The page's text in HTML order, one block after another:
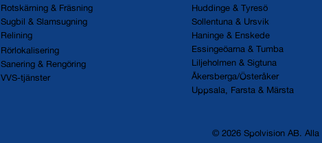
Rotskärning & Fräsning
Sugbil & Slamsugning
Relining
Rörlokalisering
Sanering & Rengöring
VVS-tjänster
Huddinge & Tyresö
Sollentuna & Ursvik
Haninge & Enskede
Essingeöarna & Tumba
Liljeholmen & Sigtuna
Åkersberga/Österåker
Uppsala, Farsta & Märsta
© 2026 Spolvision AB. Alla